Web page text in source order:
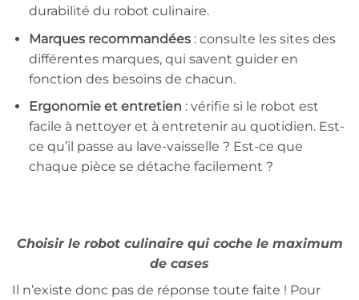
durabilité du robot culinaire.
Marques recommandées: consulte les sites des
différentes marques, qui savent guider en
fonction des besoins de chacun.
Ergonomie et entretien : vérifie si le robot est
facile à nettoyer et à entretenir au quotidien. Est-
ce qu’il passe au lave-vaisselle ? Est-ce que
chaque pièce se détache facilement ?
Choisir le robot culinaire qui coche le maximum
de cases
Il n’existe donc pas de réponse toute faite ! Pour